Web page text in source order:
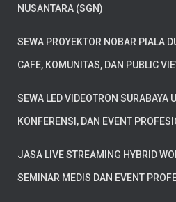
NUSANTARA (SGN)
SEWA PROYEKTOR NOBAR PIALA
CAFE, KOMUNITAS, DAN PUBLIC
SEWA LED VIDEOTRON SURABAYA
KONFERENSI, DAN EVENT
JASA LIVE STREAMING HYBRID
SEMINAR MEDIS DAN EVENT